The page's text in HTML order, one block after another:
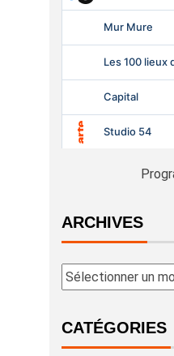
ARCHIVES
CATÉGORIES